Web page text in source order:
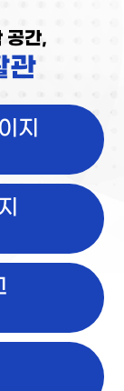
공간,
관
지